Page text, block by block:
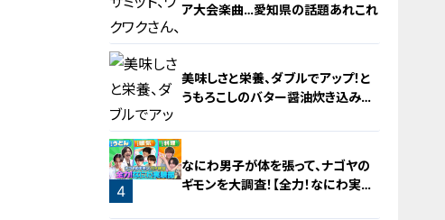
2
ア大会楽曲…愛知県の話題あれこれ
美味しさと栄養、ダブルでアップ！と
うもろこしのバター醤油炊き込みご
4
なにわ男子が体を張って、ナゴヤの
ギモンを大調査！【全力！なにわ実験